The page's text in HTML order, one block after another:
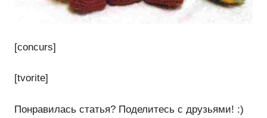
[concurs]
[tvorite]
Понравилась статья? Поделитесь с друзьями! :)